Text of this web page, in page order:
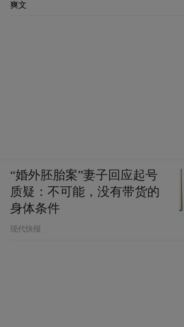
爽文
“婚外胚胎案”妻子回应起号
质疑：不可能，没有带货的
身体条件
现代快报